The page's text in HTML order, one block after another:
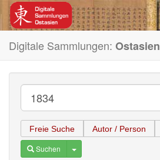
Digitale Sammlungen: Ostasien
Freie Suche Autor / Person
Suchen Toggle Dropdown